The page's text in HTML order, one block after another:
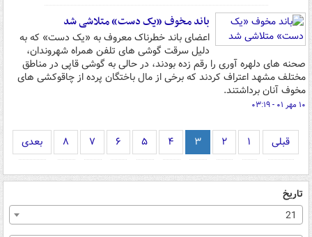
باند مخوف «یک دست» متلاشی شد
اعضای باند خطرناک معروف به «یک دست» که به
دلیل سرقت گوشی های تلفن همراه شهروندان،
صحنه های دلهره آوری را رقم زده بودند، در حالی به گوشی قاپی در مناطق
مختلف مشهد اعتراف کردند که برخی از مال باختگان پرده از چاقوکشی های
مخوف آنان برداشتند.
۱۰ مهر ۰۱ - ۰۳:۱۹
قبلی ۱ ۲ ۳ ۴ ۵ ۶ ۷ ۸ بعدی
تاریخ
21